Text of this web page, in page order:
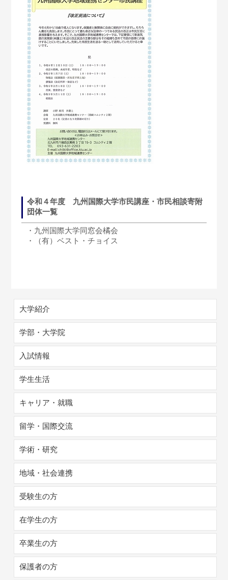
令和４年度 九州国際大学市民講座・市民相談寄附
団体一覧
・九州国際大学同窓会橘会
・（有）ベスト・チョイス
大学紹介
学部・大学院
入試情報
学生生活
キャリア・就職
留学・国際交流
学術・研究
地域・社会連携
受験生の方
在学生の方
卒業生の方
保護者の方